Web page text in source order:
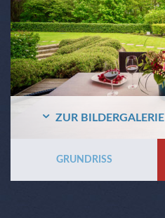
GRUNDRISS
ZUR BILDERGALERIE